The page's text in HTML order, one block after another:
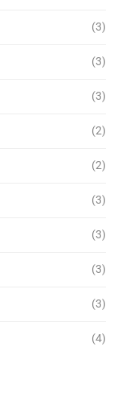
(3)
(3)
(3)
(2)
(2)
(3)
(3)
(3)
(3)
(4)